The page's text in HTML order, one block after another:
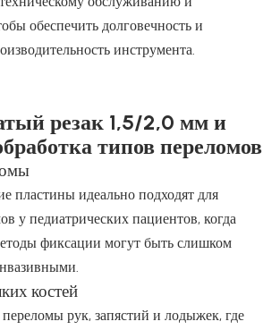
обеспечить долговечность и
инструмента.
резак 1,5/2,0 мм и
типов переломов
пластины идеально подходят для
у педиатрических пациентов, когда
фиксации могут быть слишком
костей
рук, запястий и лодыжек, где